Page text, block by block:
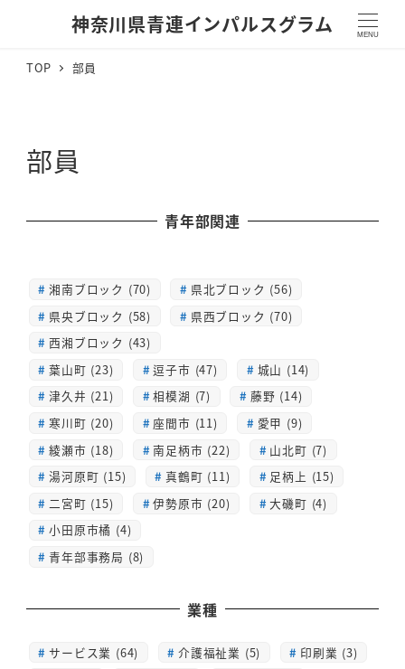
神奈川県青連インパルスグラム MENU
TOP 部員
部員
青年部関連
湘南ブロック (70)
県北ブロック (56)
県央ブロック (58)
県西ブロック (70)
西湘ブロック (43)
葉山町 (23)
逗子市 (47)
城山 (14)
津久井 (21)
相模湖 (7)
藤野 (14)
寒川町 (20)
座間市 (11)
愛甲 (9)
綾瀬市 (18)
南足柄市 (22)
山北町 (7)
湯河原町 (15)
真鶴町 (11)
足柄上 (15)
二宮町 (15)
伊勢原市 (20)
大磯町 (4)
小田原市橘 (4)
青年部事務局 (8)
業種
サービス業 (64) 介護福祉業 (5)
印刷業 (3)